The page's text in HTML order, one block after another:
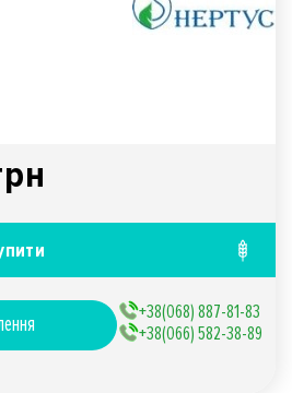
+38(068) 887-81-83
+38(066) 582-38-89